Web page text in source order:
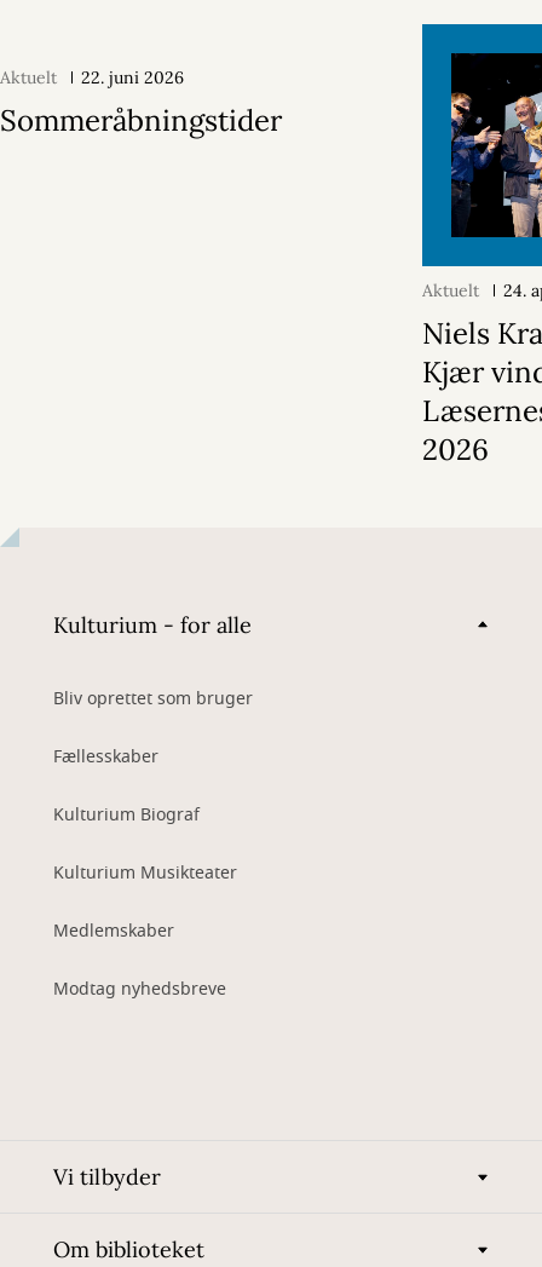
Aktuelt 22. juni 2026
Sommeråbningstider
Aktuelt 24.
Niels
Kjær
2026
Kulturium - for alle
Bliv oprettet som bruger
Fællesskaber
Kulturium Biograf
Kulturium Musikteater
Medlemskaber
Modtag nyhedsbreve
Vi tilbyder
Om biblioteket